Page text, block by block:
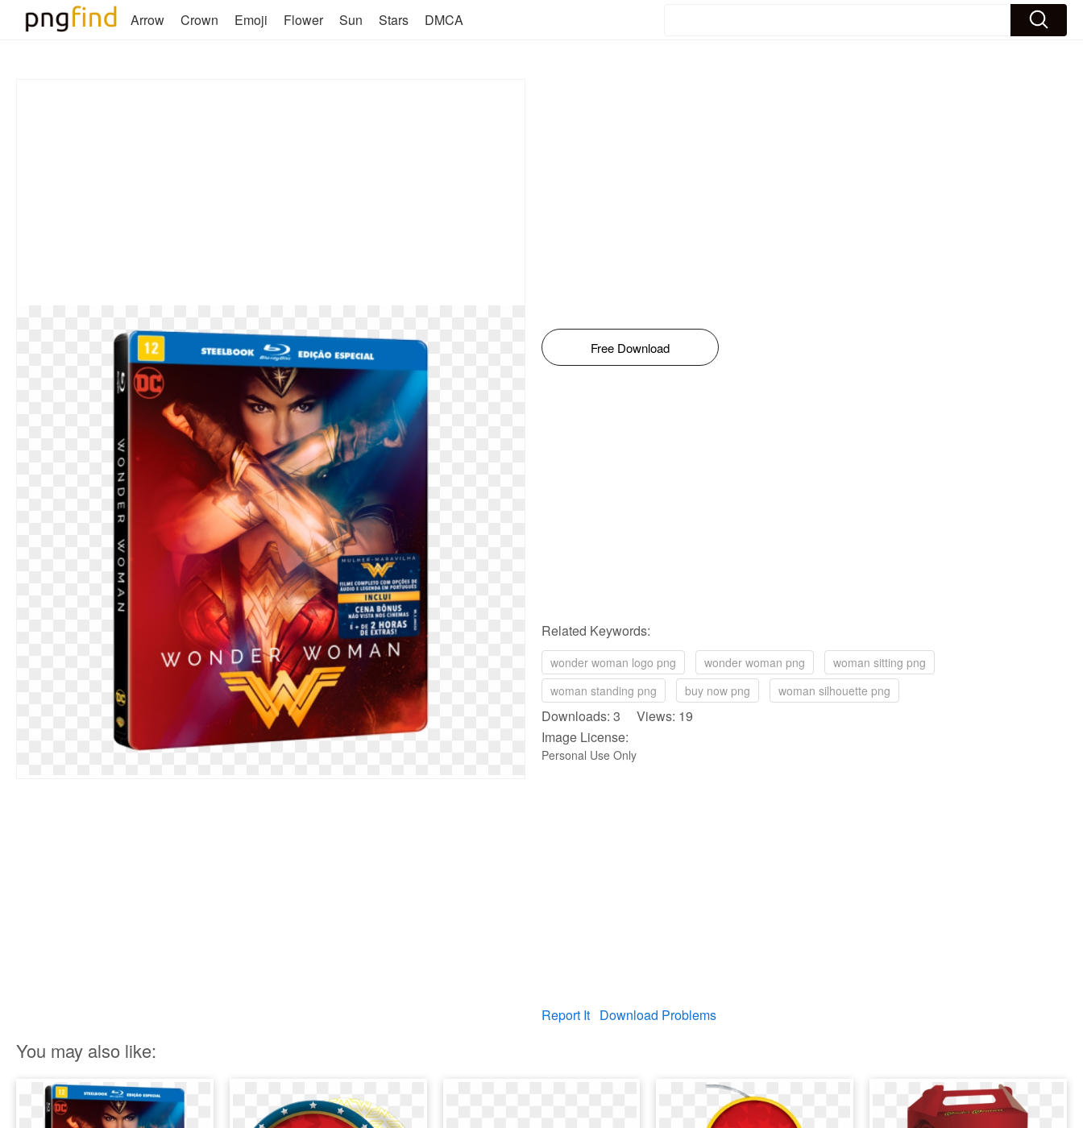
Arrow Crown Emoji Flower Sun Stars DMCA
Free Download
Related Keywords:
wonder woman logo png wonder woman png
woman sitting png
woman standing png
buy now png woman silhouette png
Downloads: 3 Views: 19
Image License:
Personal Use Only
Report It Download Problems
You may also like: